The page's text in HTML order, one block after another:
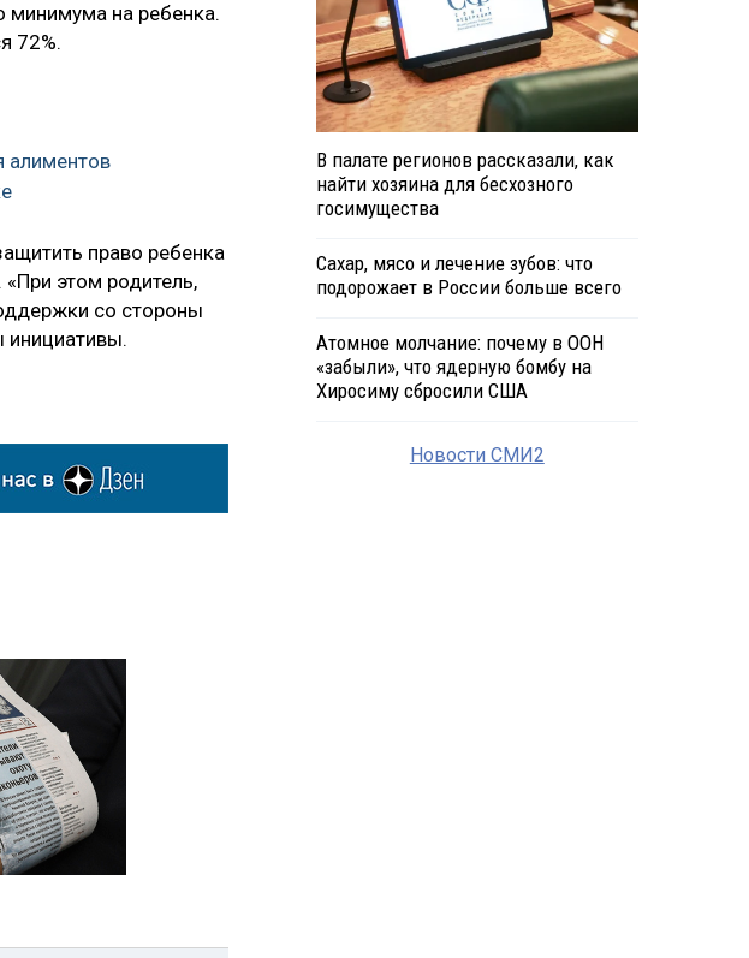
минимума на ребенка.
72%.
алиментов
право ребенка
этом родитель,
со стороны
инициативы.
В палате регионов рассказали, как
найти хозяина для бесхозного
госимущества
Сахар, мясо и лечение зубов: что
подорожает в России больше всего
Атомное молчание: почему в ООН
«забыли», что ядерную бомбу на
Хиросиму сбросили США
Новости СМИ2